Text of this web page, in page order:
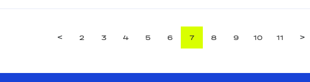
< 2 3 4 5 6 7 8 9 10 11 >